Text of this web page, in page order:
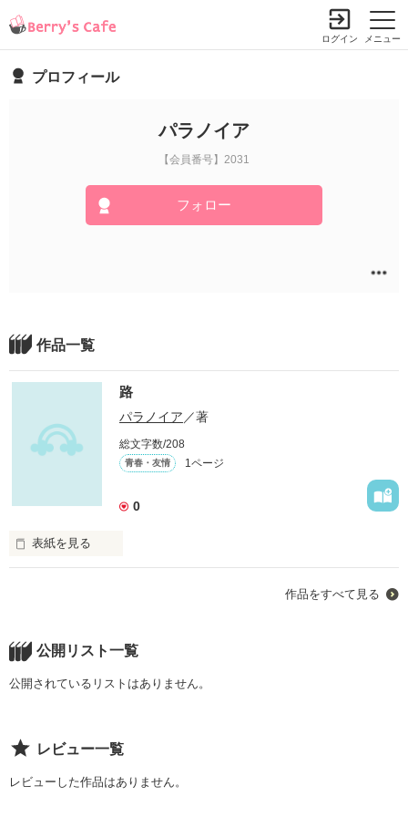
メニュー
ログイン
プロフィール
パラノイア
【会員番号】2031
フォロー
作品一覧
路
パラノイア ／著
総文字数/208
青春・友情 1ページ
0
表紙を見る
先の明るい道は吉なのか。その先は地獄かもしれない。
先は誰も知らない。
作品をすべて見る
公開リスト一覧
公開されているリストはありません。
レビュー一覧
レビューした作品はありません。